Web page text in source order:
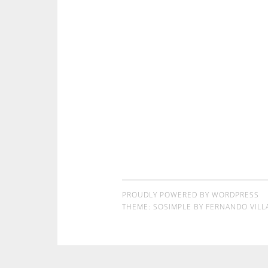
PROUDLY POWERED BY WORDPRESS
THEME: SOSIMPLE BY FERNANDO